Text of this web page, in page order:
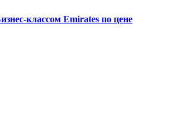
классом Emirates по цене